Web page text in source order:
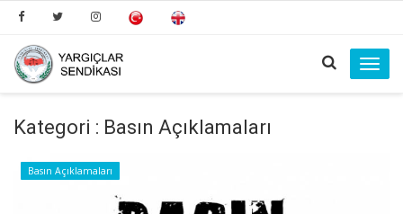
Kategori : Basın Açıklamaları
Basın Açıklamaları